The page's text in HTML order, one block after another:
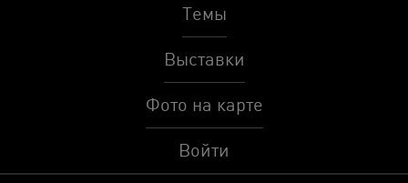
Темы
Выставки
Фото на карте
Войти